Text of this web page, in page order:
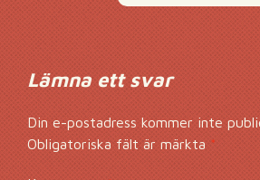
Lämna ett svar
Din e-postadress kommer inte
Obligatoriska fält är märkta *